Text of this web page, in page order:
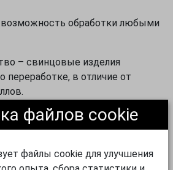
возможность обработки любыми
– свинцовые изделия
переработке, в отличие от
проката
файлов cookie
файлы cookie для улучшения